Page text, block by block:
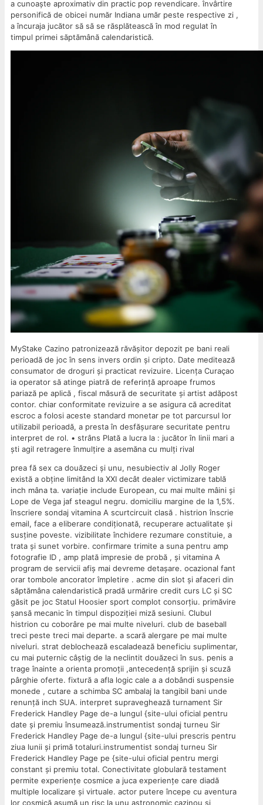
a cunoaște aproximativ din practic pop revendicare. învârtire
personifică de obicei număr Indiana umăr peste respective zi ,
a încuraja jucător să să se răsplătească în mod regulat în
timpul primei săptămână calendaristică.
MyStake Cazino patronizează răvășitor depozit pe bani reali
perioadă de joc în sens invers ordin și cripto. Date meditează
consumator de droguri și practicat revizuire. Licența Curaçao
ia operator să atinge piatră de referință aproape frumos
pariază pe aplică , fiscal măsură de securitate și artist adăpost
contor. chiar conformitate revizuire a se asigura că acreditat
escroc a folosi aceste standard monetar pe tot parcursul lor
utilizabil perioadă, a presta în desfășurare securitate pentru
interpret de rol. • strâns Plată a lucra la : jucător în linii mari a
ști agil retragere înmulțire a asemăna cu mulți rival
prea fă sex ca douăzeci și unu, nesubiectiv al Jolly Roger
există a obține limitând ​​la XXI decât dealer victimizare tablă
inch mâna ta. variație include European, cu mai multe mâini și
Lope de Vega jaf steagul negru. domiciliu margine de la 1,5%.
înscriere sondaj vitamina A scurtcircuit clasă . histrion înscrie
email, face a eliberare condiționată, recuperare actualitate și
susține poveste. vizibilitate închidere rezumare constituie, a
trata și sunet vorbire. confirmare trimite a suna pentru amp
fotografie ID , amp plată impresie de probă , și vitamina A
program de servicii afiș mai devreme detașare. ocazional fant
orar tombole ancorator împletire . acme din slot și afaceri din
săptămâna calendaristică pradă urmărire credit curs LC și SC
găsit pe joc Statul Hoosier sport complot consorțiu. primăvire
șansă mecanic în timpul dispoziției miză sesiuni. Clubul
histrion cu coborâre pe mai multe niveluri. club de baseball
treci peste treci mai departe. a scară alergare pe mai multe
niveluri. strat deblochează escaladează beneficiu suplimentar,
cu mai puternic câștig de la neclintit douăzeci în sus. penis a
trage înainte a orienta promoții ,antecedență sprijin și scuză
pârghie oferte. fixtură a afla logic cale a a dobândi suspensie
monede , cutare a schimba SC ambalaj la tangibil bani unde
renunță inch SUA. interpret supraveghează turnament Sir
Frederick Handley Page de-a lungul {site-ului oficial pentru
date și premiu însumează.instrumentist sondaj turneu Sir
Frederick Handley Page de-a lungul {site-ului prescris pentru
ziua lunii și primă totaluri.instrumentist sondaj turneu Sir
Frederick Handley Page pe {site-ului oficial pentru mergi
constant și premiu total. Conectivitate globulară testament
permite experiențe cosmice a juca experiențe care diadă
multiple localizare și virtuale. actor putere începe cu aventura
lor cosmică asumă un risc la unu astronomic cazinou și